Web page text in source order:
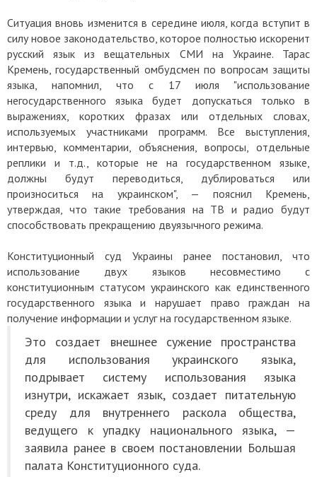
Ситуация вновь изменится в середине июля, когда вступит в
силу новое законодательство, которое полностью искоренит
русский язык из вещательных СМИ на Украине. Тарас
Кремень, государственный омбудсмен по вопросам защиты
языка, напомнил, что с 17 июля "использование
негосударственного языка будет допускаться только в
выражениях, коротких фразах или отдельных словах,
используемых участниками программ. Все выступления,
интервью, комментарии, объяснения, вопросы, отдельные
реплики и т.д., которые не на государственном языке,
должны будут переводиться, дублироваться или
произноситься на украинском", — пояснил Кремень,
утверждая, что такие требования на ТВ и радио будут
способствовать прекращению двуязычного режима.
Конституционный суд Украины ранее постановил, что
использование двух языков несовместимо с
конституционным статусом украинского как единственного
государственного языка и нарушает право граждан на
получение информации и услуг на государственном языке.
Это создает внешнее сужение пространства
для использования украинского языка,
подрывает систему использования языка
изнутри, искажает язык, создает питательную
среду для внутреннего раскола общества,
ведущего к упадку национального языка, —
заявила ранее в своем постановлении Большая
палата Конституционного суда.